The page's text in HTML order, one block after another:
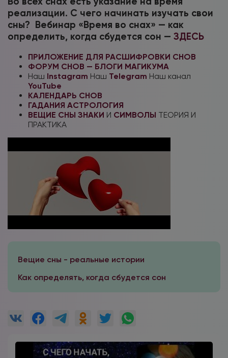
реализации. С чего начинать изучать свои
сны? Вебинар «Время во снах» — как
определить, когда сбудется сон — ЗДЕСЬ
ПРИЛОЖЕНИЕ ДЛЯ РАСШИФРОВКИ СНОВ
ФОРУМ СНОВ — БЛОГИ МАГИКУМА
Наш Instagram Наш Telegram Наш канал
YouTube
КАЛЕНДАРЬ СНОВ
ГАДАНИЯ АСТРОЛОГИЯ
ВЕЩИЕ СНЫ ЗНАКИ И СИМВОЛЫ ТЕОРИЯ И
ПРАКТИКА
Вещие сны - реальные истории
Как определять, когда сбудется сон